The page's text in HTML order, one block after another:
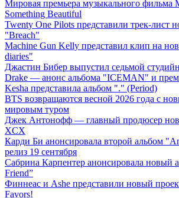
Мировая премьера музыкального
Something Beautiful
Twenty One Pilots представили трек-лист
"Breach"
Machine Gun Kelly представил клип на
diaries"
Джастин Бибер выпустил седьмой
Drake — анонс альбома "ICEMAN" и
Kesha представила альбом "." (Period)
BTS возвращаются весной 2026 года с
мировым туром
Джек Антонофф — главный продюсер
XCX
Карди Би анонсировала второй альбом
релиз 19 сентября
Сабрина Карпентер анонсировала новый
Friend”
Финнеас и Ashe представили новый
Favors!